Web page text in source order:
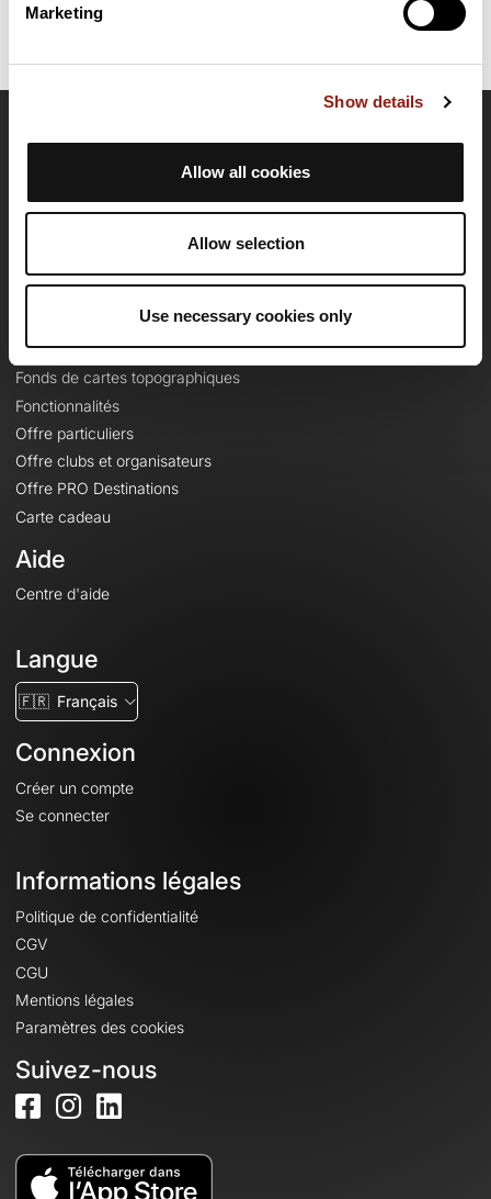
Marketing
Show details
Allow all cookies
Allow selection
Use necessary cookies only
OpenRunner
Carrières
Contact
Offres
Fonds de cartes topographiques
Fonctionnalités
Offre particuliers
Offre clubs et organisateurs
Offre PRO Destinations
Carte cadeau
Aide
Centre d'aide
Langue
🇫🇷 Français
Connexion
Créer un compte
Se connecter
Informations légales
Politique de confidentialité
CGV
CGU
Mentions légales
Paramètres des cookies
Suivez-nous